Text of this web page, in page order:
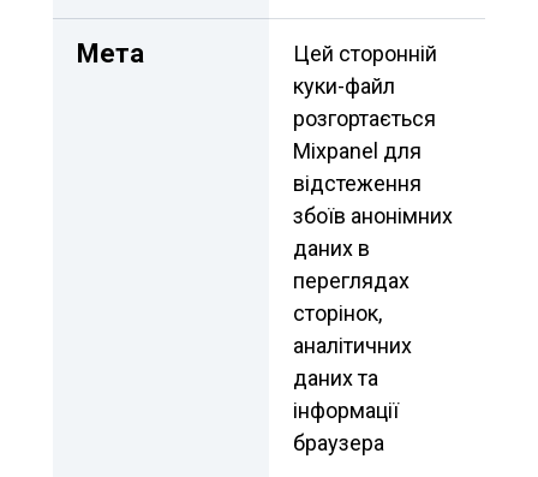
Мета
Цей сторонній
куки-файл
розгортається
Mixpanel для
відстеження
збоїв анонімних
даних в
переглядах
сторінок,
аналітичних
даних та
інформації
браузера